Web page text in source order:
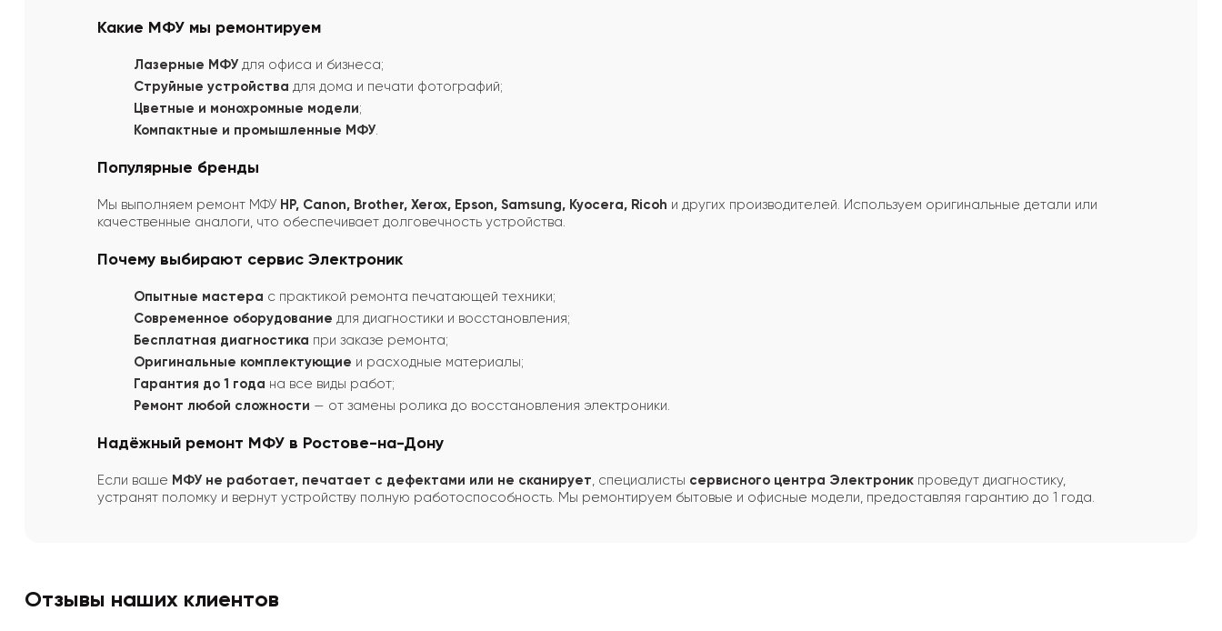
Какие МФУ мы ремонтируем
Лазерные МФУ для офиса и бизнеса;
Струйные устройства для дома и печати фотографий;
Цветные и монохромные модели;
Компактные и промышленные МФУ.
Популярные бренды
Мы выполняем ремонт МФУ HP, Canon, Brother, Xerox, Epson, Samsung, Kyocera, Ricoh и других производителей. Используем оригинальные детали или
качественные аналоги, что обеспечивает долговечность устройства.
Почему выбирают сервис Электроник
Опытные мастера с практикой ремонта печатающей техники;
Современное оборудование для диагностики и восстановления;
Бесплатная диагностика при заказе ремонта;
Оригинальные комплектующие и расходные материалы;
Гарантия до 1 года на все виды работ;
Ремонт любой сложности — от замены ролика до восстановления электроники.
Надёжный ремонт МФУ в Ростове-на-Дону
Если ваше МФУ не работает, печатает с дефектами или не сканирует, специалисты сервисного центра Электроник проведут диагностику,
устранят поломку и вернут устройству полную работоспособность. Мы ремонтируем бытовые и офисные модели, предоставляя гарантию до 1 года.
Отзывы наших клиентов